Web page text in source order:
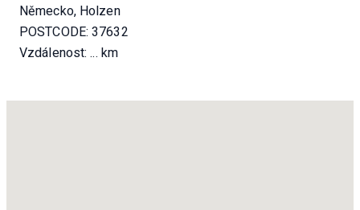
Německo, Holzen
POSTCODE: 37632
Vzdálenost:... km